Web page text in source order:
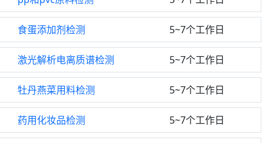
食蛋添加剂检测 5~7个工作日
激光解析电离质谱检测 5~7个工作日
牡丹燕菜用料检测 5~7个工作日
药用化妆品检测 5~7个工作日